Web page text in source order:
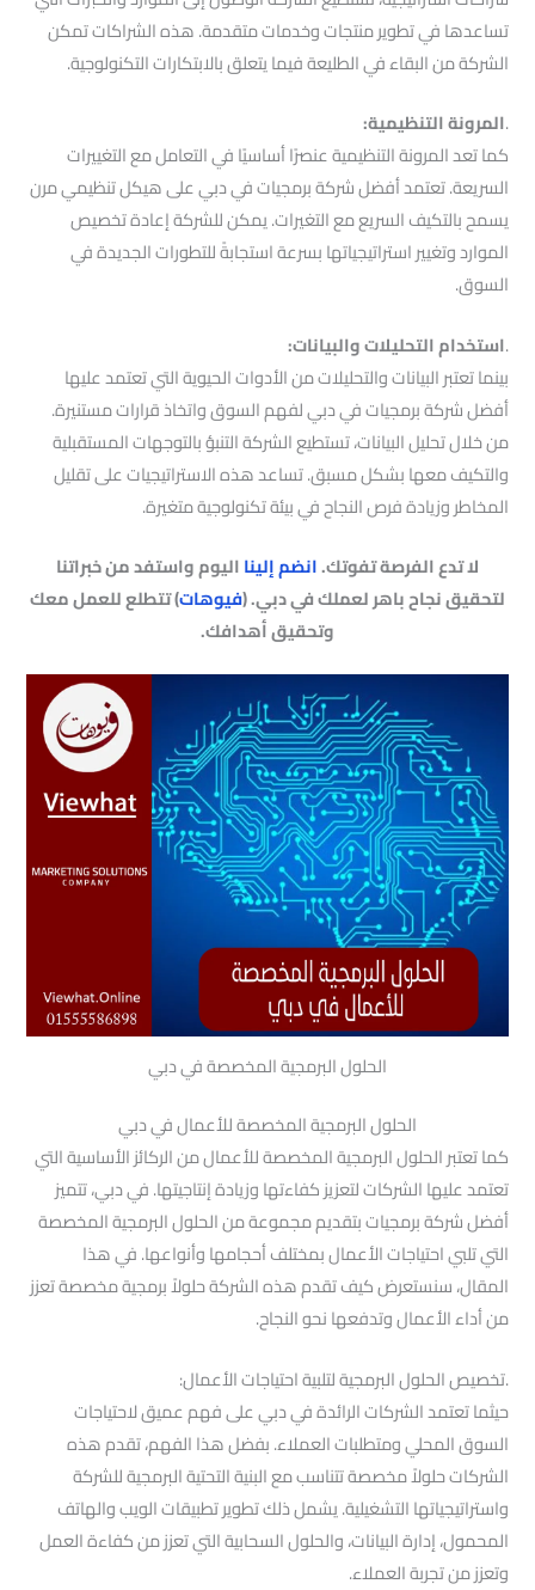
تساعدها في تطوير منتجات وخدمات متقدمة. هذه الشراكات تمكن
الشركة من البقاء في الطليعة فيما يتعلق بالابتكارات التكنولوجية.
.المرونة التنظيمية:
كما تعد المرونة التنظيمية عنصرًا أساسيًا في التعامل مع التغييرات
السريعة. تعتمد أفضل شركة برمجيات في دبي على هيكل تنظيمي مرن
يسمح بالتكيف السريع مع التغيرات. يمكن للشركة إعادة تخصيص
الموارد وتغيير استراتيجياتها بسرعة استجابةً للتطورات الجديدة في
السوق.
.استخدام التحليلات والبيانات:
بينما تعتبر البيانات والتحليلات من الأدوات الحيوية التي تعتمد عليها
أفضل شركة برمجيات في دبي لفهم السوق واتخاذ قرارات مستنيرة.
من خلال تحليل البيانات، تستطيع الشركة التنبؤ بالتوجهات المستقبلية
والتكيف معها بشكل مسبق. تساعد هذه الاستراتيجيات على تقليل
المخاطر وزيادة فرص النجاح في بيئة تكنولوجية متغيرة.
لا تدع الفرصة تفوتك.انضم إلينااليوم واستفد من خبراتنا
لتحقيق نجاح باهر لعملك في دبي. (فيوهات) تتطلع للعمل معك
وتحقيق أهدافك.
الحلول البرمجية المخصصة في دبي
الحلول البرمجية المخصصة للأعمال في دبي
كما تعتبر الحلول البرمجية المخصصة للأعمال من الركائز الأساسية التي
تعتمد عليها الشركات لتعزيز كفاءتها وزيادة إنتاجيتها. في دبي، تتميز
أفضل شركة برمجيات بتقديم مجموعة من الحلول البرمجية المخصصة
التي تلبي احتياجات الأعمال بمختلف أحجامها وأنواعها. في هذا
المقال، سنستعرض كيف تقدم هذه الشركة حلولاً برمجية مخصصة تعزز
من أداء الأعمال وتدفعها نحو النجاح.
.تخصيص الحلول البرمجية لتلبية احتياجات الأعمال:
حيثما تعتمد الشركات الرائدة في دبي على فهم عميق لاحتياجات
السوق المحلي ومتطلبات العملاء. بفضل هذا الفهم، تقدم هذه
الشركات حلولاً مخصصة تتناسب مع البنية التحتية البرمجية للشركة
واستراتيجياتها التشغيلية. يشمل ذلك تطوير تطبيقات الويب والهاتف
المحمول، إدارة البيانات، والحلول السحابية التي تعزز من كفاءة العمل
وتعزز من تجربة العملاء.